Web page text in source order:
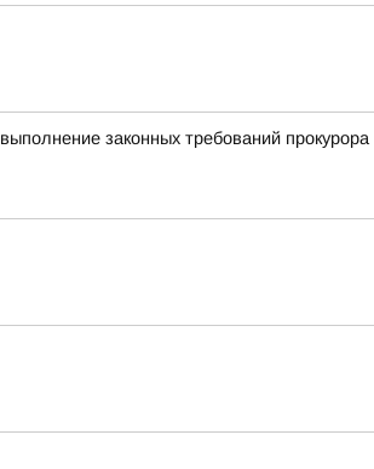
законных требований прокурора